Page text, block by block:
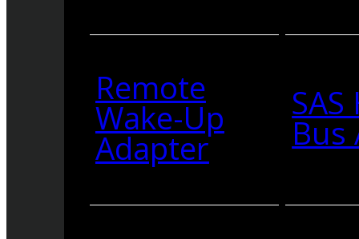
Remote
Wake-Up
Adapter Bus